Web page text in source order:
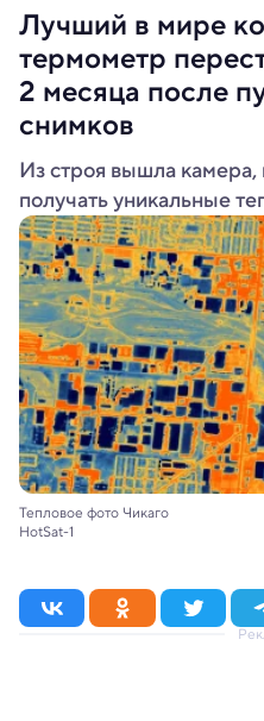
Лучший в мире
термометр
2 месяца после
снимков
Из строя вышла камера,
получать уникальные
Тепловое фото Чикаго
HotSat-1